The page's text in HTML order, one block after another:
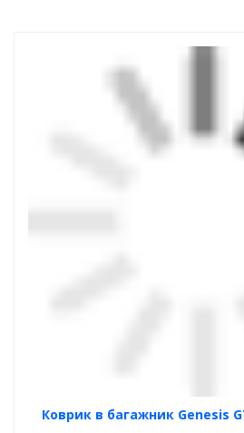
Коврик в багажник Genesis